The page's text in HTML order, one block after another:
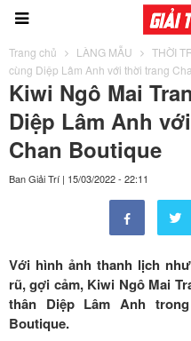
Trang chủ LÀNG MẪU THỜI
cùng Diệp Lâm Anh với thời trang
Kiwi Ngô Mai
Diệp Lâm Anh
Chan Boutique
Ban Giải Trí | 15/03/2022 - 22:11
Với hình ảnh thanh lịch
rũ, gợi cảm, Kiwi Ngô Mai
thân Diệp Lâm Anh
Boutique.